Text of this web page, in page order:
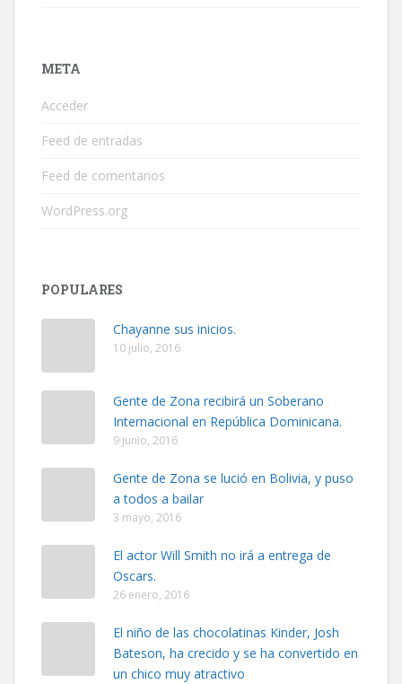
META
Acceder
Feed de entradas
Feed de comentarios
WordPress.org
POPULARES
Chayanne sus inicios.
10 julio, 2016
Gente de Zona recibirá un Soberano
Internacional en República Dominicana.
9 junio, 2016
Gente de Zona se lució en Bolivia, y puso
a todos a bailar
3 mayo, 2016
El actor Will Smith no irá a entrega de
Oscars.
26 enero, 2016
El niño de las chocolatinas Kinder, Josh
Bateson, ha crecido y se ha convertido en
un chico muy atractivo